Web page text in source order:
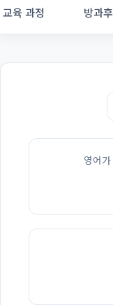
교육 과정 방과
영어